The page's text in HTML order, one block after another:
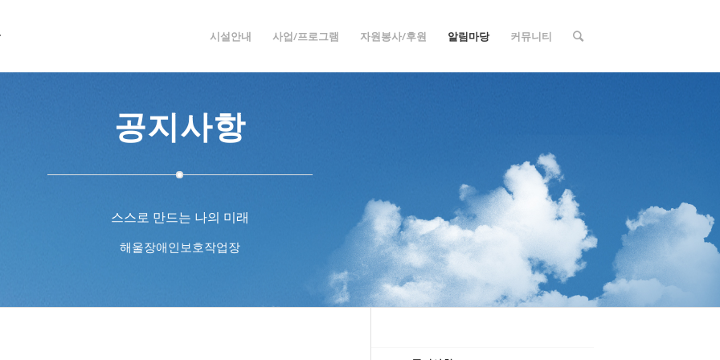
시설안내 사업/프로그램 자원봉사/후원 알림마당 커뮤니티
공지사항
스스로 만드는 나의 미래
해울장애인보호작업장